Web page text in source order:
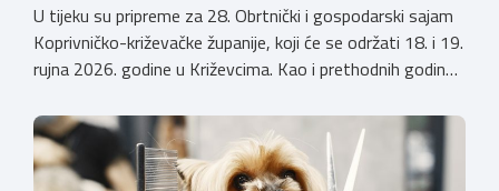
U tijeku su pripreme za 28. Obrtnički i gospodarski sajam
Koprivničko-križevačke županije, koji će se održati 18. i 19.
rujna 2026. godine u Križevcima. Kao i prethodnih godina,
Hrvatske te predstaviti raznolikost i kvalitetu hrvatskog
obrtništva. Uz bogatu izlagačku ponudu i ove godine
priprema se raznovrstan […]